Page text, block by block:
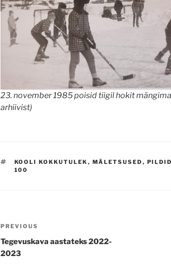
23. november 1985 poisid tiigil hokit
arhiivist)
TAGS
KOOLI KOKKUTULEK , MÄLETSUSED , PILDID
100
Navigeerimine
Previous
Post
PREVIOUS
Tegevuskava aastateks 2022-
2023